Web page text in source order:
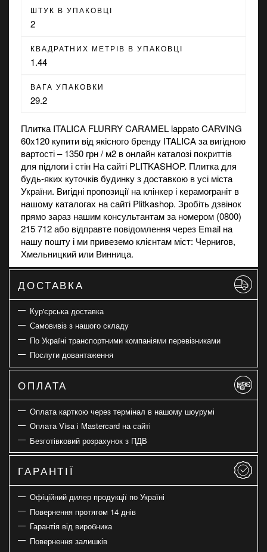
ШТУК В УПАКОВЦІ
2
КВАДРАТНИХ МЕТРІВ В УПАКОВЦІ
1.44
ВАГА УПАКОВКИ
29.2
Плитка ITALICA FLURRY CARAMEL lappato CARVING
60x120 купити від якісного бренду ITALICA за вигідною
вартості – 1350 грн / м2 в онлайн каталозі покриттів
для підлоги і стін На сайті PLITKASHOP. Плитка для
будь-яких куточків будинку з доставкою в усі міста
України. Вигідні пропозиції на клінкер і керамограніт в
нашому каталогах на сайті Plitkashop. Зробіть дзвінок
прямо зараз нашим консультантам за номером (0800)
215 712 або відправте повідомлення через Email на
нашу пошту і ми привеземо клієнтам міст: Чернигов,
Хмельницкий или Винница.
ДОСТАВКА
Кур'єрська доставка
Самовивіз з нашого складу
По Україні транспортними компаніями перевізниками
Послуги довантаження
ОПЛАТА
Оплата карткою через термінал в нашому шоурумі
Оплата Visa і Mastercard на сайті
Безготівковий розрахунок з ПДВ
ГАРАНТІЇ
Офіційний дилер продукції по Україні
Повернення протягом 14 днів
Гарантія від виробника
Повернення залишків